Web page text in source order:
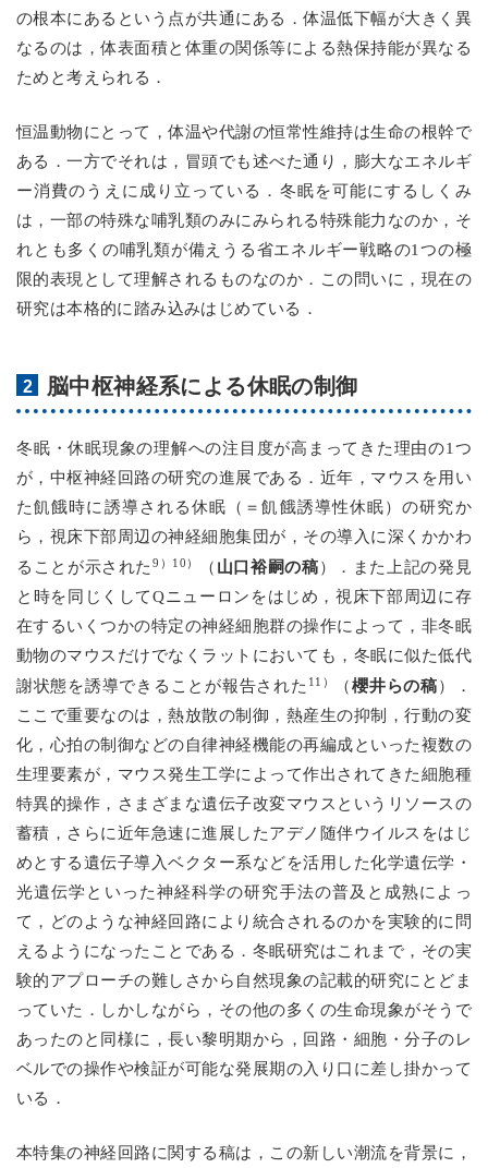
の根本にあるという点が共通にある．体温低下幅が大きく異
なるのは，体表面積と体重の関係等による熱保持能が異なる
ためと考えられる．
恒温動物にとって，体温や代謝の恒常性維持は生命の根幹で
ある．一方でそれは，冒頭でも述べた通り，膨大なエネルギ
ー消費のうえに成り立っている．冬眠を可能にするしくみ
は，一部の特殊な哺乳類のみにみられる特殊能力なのか，そ
れとも多くの哺乳類が備えうる省エネルギー戦略の1つの極
限的表現として理解されるものなのか．この問いに，現在の
研究は本格的に踏み込みはじめている．
脳中枢神経系による休眠の制御
冬眠・休眠現象の理解への注目度が高まってきた理由の1つ
が，中枢神経回路の研究の進展である．近年，マウスを用い
た飢餓時に誘導される休眠（＝飢餓誘導性休眠）の研究か
ら，視床下部周辺の神経細胞集団が，その導入に深くかかわ
ることが示された9）10） （ 山口裕嗣の稿）．また上記の発見
と時を同じくしてQニューロンをはじめ，視床下部周辺に存
在するいくつかの特定の神経細胞群の操作によって，非冬眠
動物のマウスだけでなくラットにおいても，冬眠に似た低代
謝状態を誘導できることが報告された 11） （櫻井らの稿）．
ここで重要なのは，熱放散の制御，熱産生の抑制，行動の変
化，心拍の制御などの自律神経機能の再編成といった複数の
生理要素が，マウス発生工学によって作出されてきた細胞種
特異的操作，さまざまな遺伝子改変マウスというリソースの
蓄積，さらに近年急速に進展したアデノ随伴ウイルスをはじ
めとする遺伝子導入ベクター系などを活用した化学遺伝学・
光遺伝学といった神経科学の研究手法の普及と成熟によっ
て，どのような神経回路により統合されるのかを実験的に問
えるようになったことである．冬眠研究はこれまで，その実
験的アプローチの難しさから自然現象の記載的研究にとどま
っていた．しかしながら，その他の多くの生命現象がそうで
あったのと同様に，長い黎明期から，回路・細胞・分子のレ
ベルでの操作や検証が可能な発展期の入り口に差し掛かって
いる．
本特集の神経回路に関する稿は，この新しい潮流を背景に，